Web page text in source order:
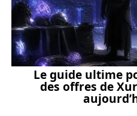
Le guide ultime
des offres de